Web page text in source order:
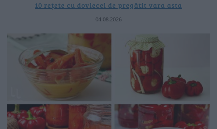
10 rețete cu dovlecei de pregătit vara asta
04.08.2026